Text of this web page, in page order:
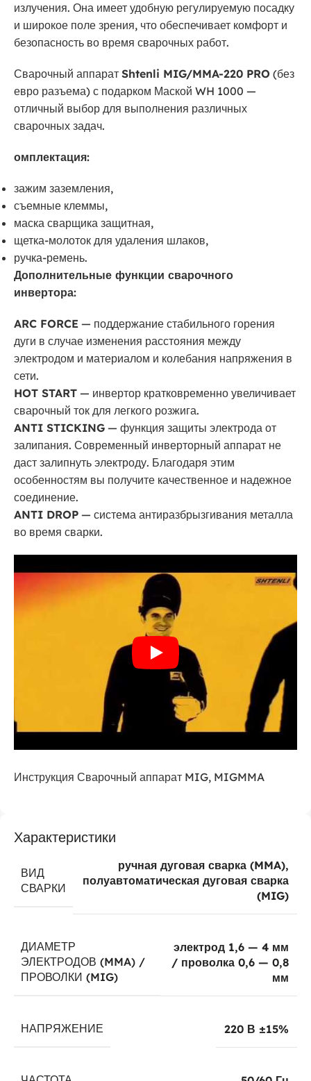
излучения. Она имеет удобную регулируемую посадку
и широкое поле зрения, что обеспечивает комфорт и
безопасность во время сварочных работ.
Сварочный аппарат Shtenli MIG/MMA-220 PRO (без
евро разъема) с подарком Маской WH 1000 —
отличный выбор для выполнения различных
сварочных задач.
омплектация:
зажим заземления,
съемные клеммы,
маска сварщика защитная,
щетка-молоток для удаления шлаков,
ручка-ремень.
Дополнительные функции сварочного
инвертора:
ARC FORCE — поддержание стабильного горения
дуги в случае изменения расстояния между
электродом и материалом и колебания напряжения в
сети.
HOT START — инвертор кратковременно увеличивает
сварочный ток для легкого розжига.
ANTI STICKING — функция защиты электрода от
залипания. Современный инверторный аппарат не
даст залипнуть электроду. Благодаря этим
особенностям вы получите качественное и надежное
соединение.
ANTI DROP — система антиразбрызгивания металла
во время сварки.
Инструкция Сварочный аппарат MIG, MIGMMA
Характеристики
ВИД
СВАРКИ
ручная дуговая сварка (MMA),
полуавтоматическая дуговая сварка
(MIG)
ДИАМЕТР
ЭЛЕКТРОДОВ (MMA) /
ПРОВОЛКИ (MIG)
электрод 1,6 — 4 мм
/ проволка 0,6 — 0,8
мм
НАПРЯЖЕНИЕ 220 В ±15%